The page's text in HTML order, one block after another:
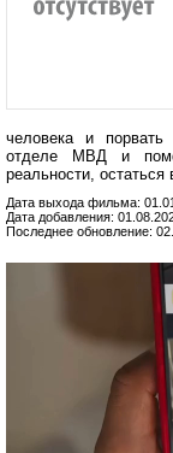
человека и
отделе МВД и
реальности, остаться
Дата выхода фильма:
Дата добавления:
Последнее обновление: